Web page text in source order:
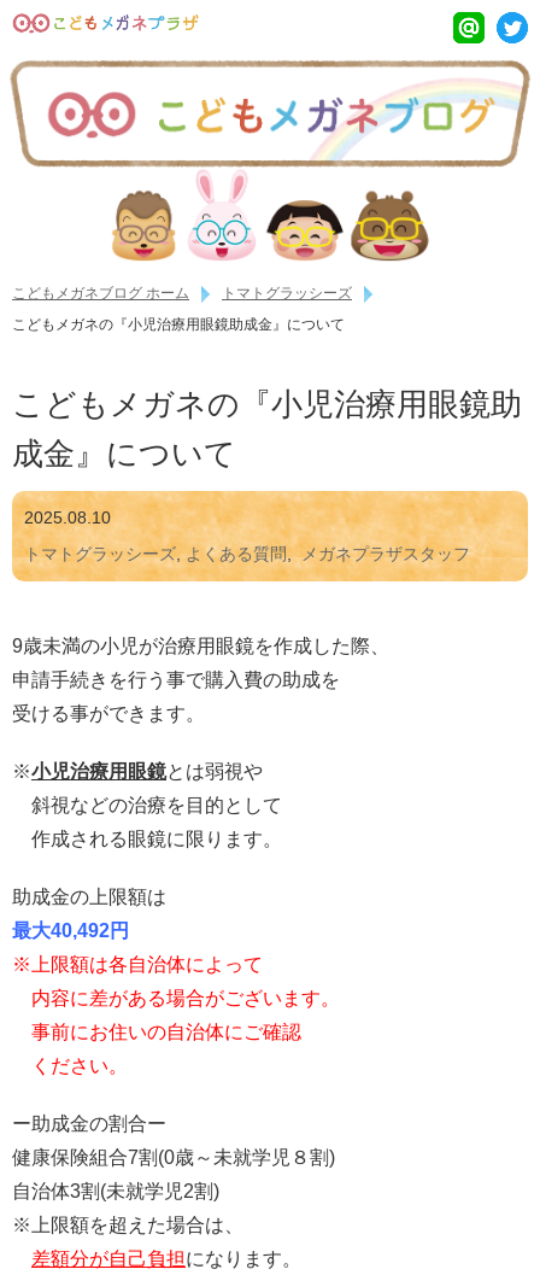
こどもメガネブログ ホーム
トマトグラッシーズ
こどもメガネの『小児治療用眼鏡助成金』について
こどもメガネの『小児治療用眼鏡助
成金』について
2025.08.10
トマトグラッシーズ,よくある質問,メガネプラザスタッフ
9歳未満の小児が治療用眼鏡を作成した際、
申請手続きを行う事で購入費の助成を
受ける事ができます。
※小児治療用眼鏡とは弱視や
斜視などの治療を目的として
作成される眼鏡に限ります。
助成金の上限額は
最大40,492円
※上限額は各自治体によって
内容に差がある場合がございます。
事前にお住いの自治体にご確認
ください。
ー助成金の割合ー
健康保険組合7割(0歳～未就学児８割)
自治体3割(未就学児2割)
※上限額を超えた場合は、
差額分が自己負担になります。